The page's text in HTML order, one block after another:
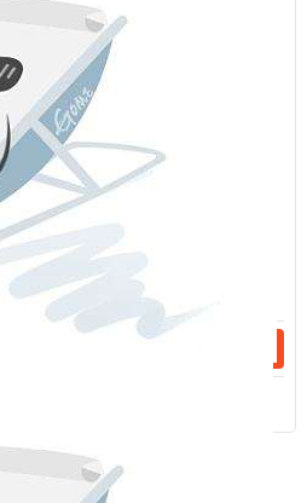
位小数点。
无保留意见、保留意见、
见。
当年发生变更请在说明栏
股份有限公司财务信息表